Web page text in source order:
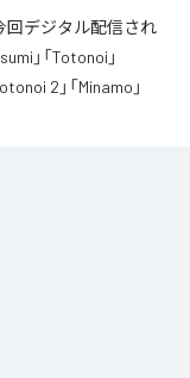
回デジタル配信され
」「Totonoi」
2」「Minamo」